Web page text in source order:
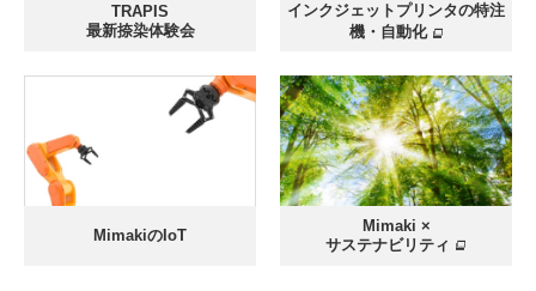
TRAPIS
最新捺染体験会
インクジェットプリンタの特注
機・自動化
MimakiのIoT
Mimaki ×
サステナビリティ